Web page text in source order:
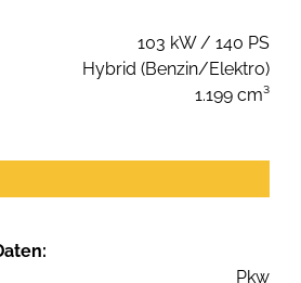
103 kW / 140 PS
Hybrid (Benzin/Elektro)
1.199 cm³
Pkw